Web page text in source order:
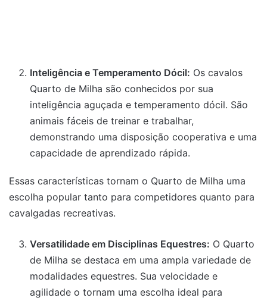
Inteligência e Temperamento Dócil: Os cavalos
Quarto de Milha são conhecidos por sua
inteligência aguçada e temperamento dócil. São
animais fáceis de treinar e trabalhar,
demonstrando uma disposição cooperativa e uma
capacidade de aprendizado rápida.
Essas características tornam o Quarto de Milha uma
escolha popular tanto para competidores quanto para
cavalgadas recreativas.
Versatilidade em Disciplinas Equestres: O Quarto
de Milha se destaca em uma ampla variedade de
modalidades equestres. Sua velocidade e
agilidade o tornam uma escolha ideal para